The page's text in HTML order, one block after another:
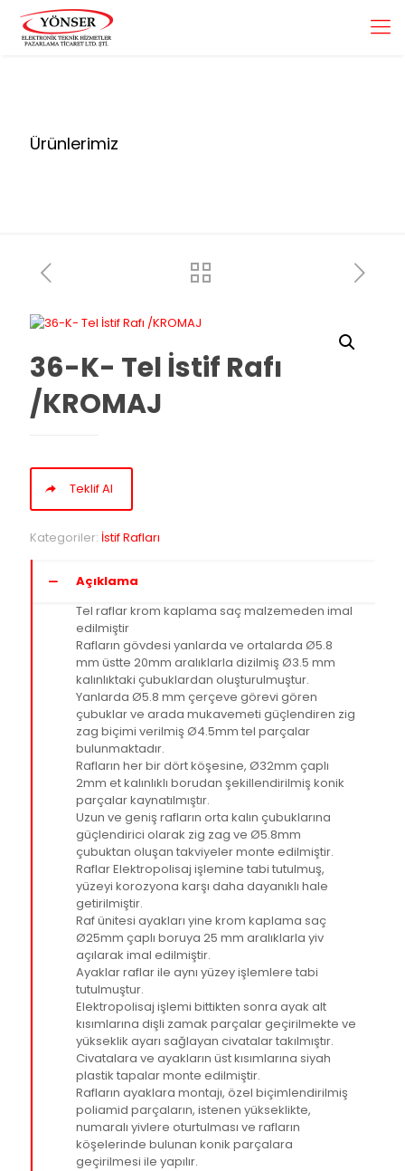
Ürünlerimiz
36-K- Tel İstif Rafı
/KROMAJ
Teklif Al
Kategoriler: İstif Rafları
Açıklama
Tel raflar krom kaplama saç malzemeden imal
edilmiştir
Rafların gövdesi yanlarda ve ortalarda Ø5.8
mm üstte 20mm aralıklarla dizilmiş Ø3.5 mm
kalınlıktaki çubuklardan oluşturulmuştur.
Yanlarda Ø5.8 mm çerçeve görevi gören
çubuklar ve arada mukavemeti güçlendiren zig
zag biçimi verilmiş Ø4.5mm tel parçalar
bulunmaktadır.
Rafların her bir dört köşesine, Ø32mm çaplı
2mm et kalınlıklı borudan şekillendirilmiş konik
parçalar kaynatılmıştır.
Uzun ve geniş rafların orta kalın çubuklarına
güçlendirici olarak zig zag ve Ø5.8mm
çubuktan oluşan takviyeler monte edilmiştir.
Raflar Elektropolisaj işlemine tabi tutulmuş,
yüzeyi korozyona karşı daha dayanıklı hale
getirilmiştir.
Raf ünitesi ayakları yine krom kaplama saç
Ø25mm çaplı boruya 25 mm aralıklarla yiv
açılarak imal edilmiştir.
Ayaklar raflar ile aynı yüzey işlemlere tabi
tutulmuştur.
Elektropolisaj işlemi bittikten sonra ayak alt
kısımlarına dişli zamak parçalar geçirilmekte ve
yükseklik ayarı sağlayan civatalar takılmıştır.
Civatalara ve ayakların üst kısımlarına siyah
plastik tapalar monte edilmiştir.
Rafların ayaklara montajı, özel biçimlendirilmiş
poliamid parçaların, istenen yükseklikte,
numaralı yivlere oturtulması ve rafların
köşelerinde bulunan konik parçalara
geçirilmesi ile yapılır.